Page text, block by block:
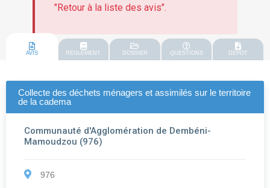
"Retour à la liste des avis".
AVIS REGLEMENT DOSSIER QUESTIONS DEPOT
Collecte des déchets ménagers et assimilés sur le territoire
de la cadema
Communauté d'Agglomération de Dembéni-
Mamoudzou (976)
976